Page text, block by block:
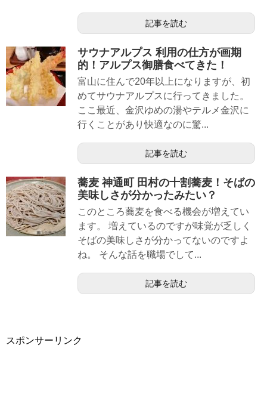
記事を読む
サウナアルプス 利用の仕方が画期
的！アルプス御膳食べてきた！
富山に住んで20年以上になりますが、初
めてサウナアルプスに行ってきました。
ここ最近、金沢ゆめの湯やテルメ金沢に
行くことがあり快適なのに驚...
記事を読む
蕎麦 神通町 田村の十割蕎麦！そばの
美味しさが分かったみたい？
このところ蕎麦を食べる機会が増えてい
ます。 増えているのですが味覚が乏しく
そばの美味しさが分かってないのですよ
ね。 そんな話を職場でして...
記事を読む
スポンサーリンク